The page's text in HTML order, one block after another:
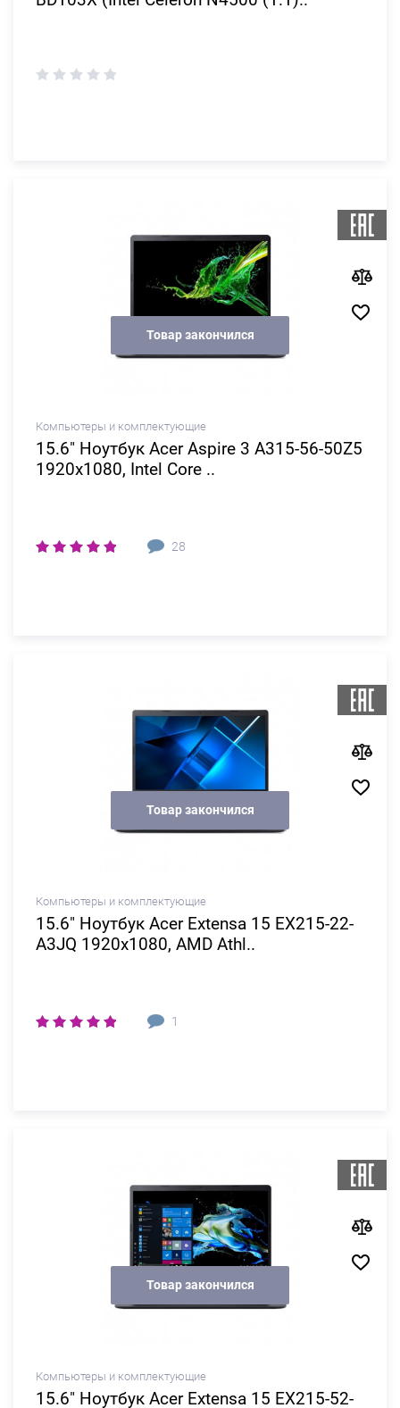
Товар закончился
Компьютеры и комплектующие
15.6" Ноутбук Acer Aspire 3 A315-56-50Z5
1920x1080, Intel Core ..
28
Товар закончился
Компьютеры и комплектующие
15.6" Ноутбук Acer Extensa 15 EX215-22-
A3JQ 1920x1080, AMD Athl..
1
Товар закончился
Компьютеры и комплектующие
15.6" Ноутбук Acer Extensa 15 EX215-52-